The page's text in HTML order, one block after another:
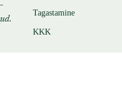
Tagastamine
KKK